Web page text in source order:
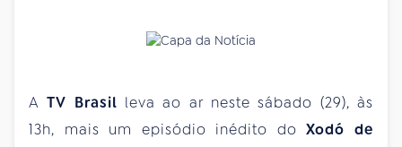
ATV Brasil leva ao ar neste sábado (29), às
13h, mais um episódio inédito doXodó de